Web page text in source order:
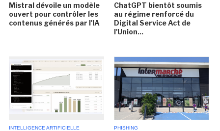
Mistral dévoile un modèle
ouvert pour contrôler les
contenus générés par l'IA
ChatGPT bientôt soumis
au régime renforcé du
Digital Service Act de
l'Union...
INTELLIGENCE ARTIFICIELLE PHISHING